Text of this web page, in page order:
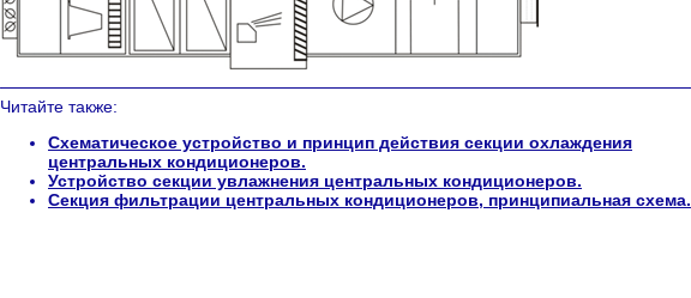
Читайте также:
Схематическое устройство и принцип действия секции охлаждения
центральных кондиционеров.
Устройство секции увлажнения центральных кондиционеров.
Секция фильтрации центральных кондиционеров, принципиальная схема.